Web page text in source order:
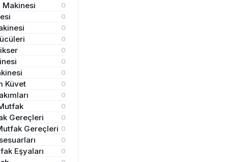
Makinesi 0
0
0
0
0
0
0
Küvet 0
0
0
Gereçleri 0
Gereçleri 0
0
Eşyaları 0